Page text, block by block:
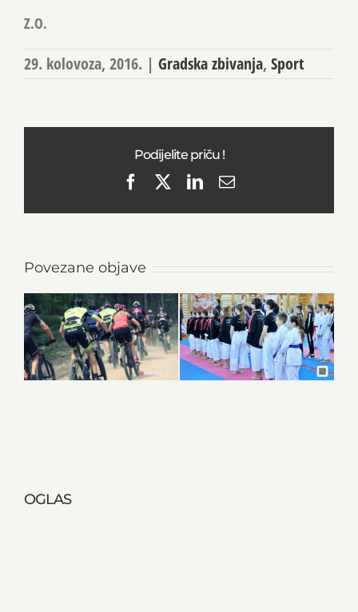
Z.O.
29. kolovoza, 2016. | Gradska zbivanja, Sport
Podijelite priču !
FacebookLinkedIn
Email
Povezane objave
OGLAS